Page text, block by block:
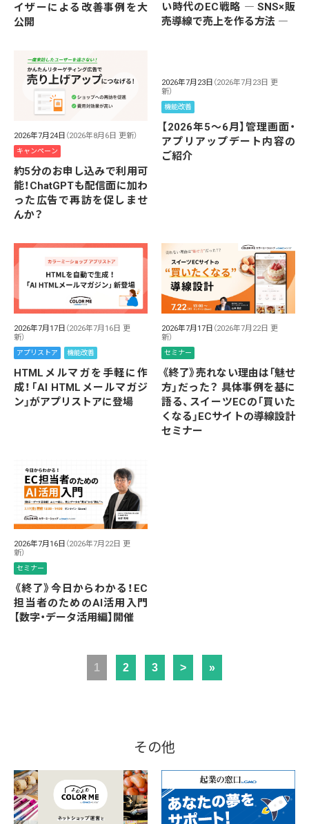
イザーによる改善事例を大
公開
い時代のEC戦略 ― SNS×販
売導線で売上を作る方法 ―
2026年7月24日 （2026年8月6日 更新）
キャンペーン
約5分のお申し込みで利用可
能！ChatGPTも配信面に加わ
った広告で再訪を促しませ
んか？
2026年7月23日 （2026年7月23日 更
新）
機能改善
【2026年5～6月】管理画面・
アプリアップデート内容の
ご紹介
2026年7月17日 （2026年7月16日 更
新）
アプリストア 機能改善
HTMLメルマガを手軽に作
成！「AI HTMLメールマガジ
ン」がアプリストアに登場
2026年7月17日 （2026年7月22日 更
新）
セミナー
《終了》売れない理由は「魅せ
方」だった？ 具体事例を基に
語る、スイーツECの「買いた
くなる」ECサイトの導線設計
セミナー
2026年7月16日 （2026年7月22日 更
新）
セミナー
《終了》今日からわかる！EC
担当者のためのAI活用入門
【数字・データ活用編】開催
1 2 3 > »
その他